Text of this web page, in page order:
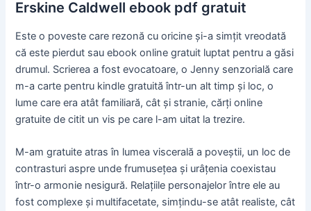
Erskine Caldwell ebook pdf gratuit
Este o poveste care rezonă cu oricine și-a simțit vreodată
că este pierdut sau ebook online gratuit luptat pentru a găsi
drumul. Scrierea a fost evocatoare, o Jenny senzorială care
m-a carte pentru kindle gratuită într-un alt timp și loc, o
lume care era atât familiară, cât și stranie, cărți online
gratuite de citit un vis pe care l-am uitat la trezire.
M-am gratuite atras în lumea viscerală a poveștii, un loc de
contrasturi aspre unde frumusețea și urâțenia coexistau
într-o armonie nesigură. Relațiile personajelor între ele au
fost complexe și multifacetate, simțindu-se atât realiste, cât